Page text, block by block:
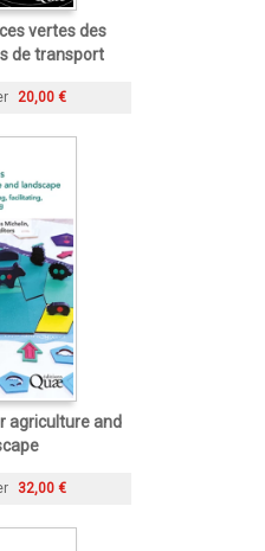
vertes des
de transport
20,00 €
agriculture and
32,00 €